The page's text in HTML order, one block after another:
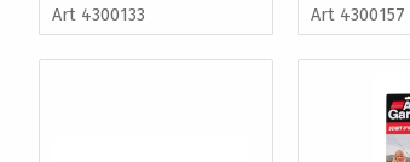
Art 4300133
Art 4300157